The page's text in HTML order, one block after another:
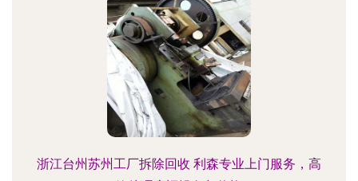
浙江台州苏州工厂拆除回收 利森专业上门服务，高